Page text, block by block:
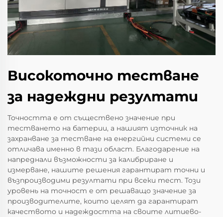
Високоточно тестване
за надеждни резултати
Точността е от съществено значение при
тестването на батерии, а нашият източник на
захранване за тестване на енергийни системи се
отличава именно в тази област. Благодарение на
напреднали възможности за калибриране и
измерване, нашите решения гарантират точни и
възпроизводими резултати при всеки тест. Този
уровень на точност е от решаващо значение за
производителите, които целят да гарантират
качеството и надеждостта на своите литиево-